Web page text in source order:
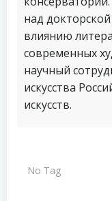
над
влиянию
современных
научный
искусства
искусств.
No Tag